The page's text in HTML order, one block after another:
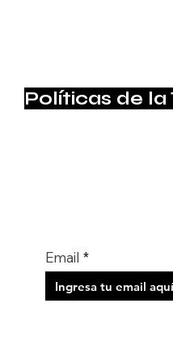
Políticas de la
Email